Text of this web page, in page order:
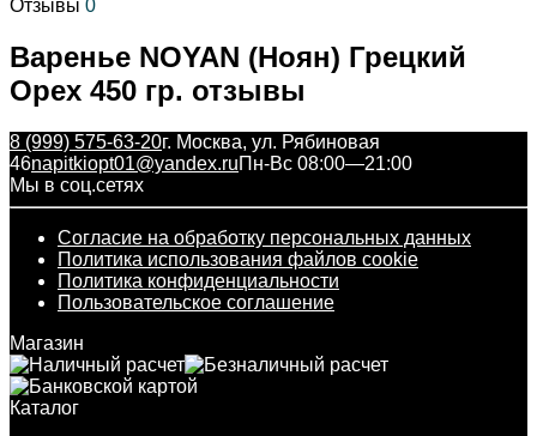
Отзывы 0
Варенье NOYAN (Ноян) Грецкий
Орех 450 гр. отзывы
8 (999) 575-63-20г. Москва, ул. Рябиновая
46napitkiopt01@yandex.ruПн-Вс 08:00—21:00
Мы в соц.сетях
Согласие на обработку персональных данных
Политика использования файлов cookie
Политика конфиденциальности
Пользовательское соглашение
Магазин
Каталог